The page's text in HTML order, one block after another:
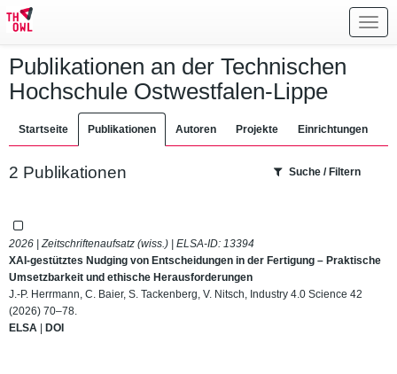
Publikationen an der Technischen
Hochschule Ostwestfalen-Lippe
Startseite Publikationen Autoren Projekte Einrichtungen
2 Publikationen Suche / Filtern
2026 | Zeitschriftenaufsatz (wiss.) | ELSA-ID: 13394
XAI-gestütztes Nudging von Entscheidungen in der Fertigung – Praktische
Umsetzbarkeit und ethische Herausforderungen
J.-P. Herrmann, C. Baier, S. Tackenberg, V. Nitsch, Industry 4.0 Science 42
(2026) 70–78.
ELSA | DOI